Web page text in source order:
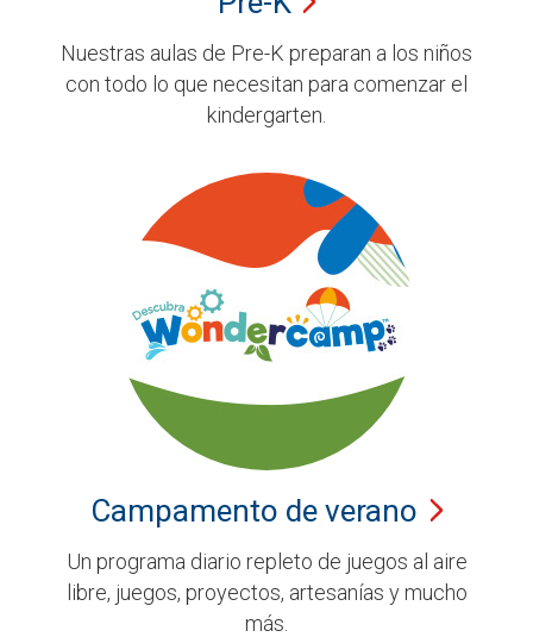
Nuestras aulas de Pre-K preparan a los niños
con todo lo que necesitan para comenzar el
kindergarten.
Campamento de verano
Un programa diario repleto de juegos al aire
libre, juegos, proyectos, artesanías y mucho
más.